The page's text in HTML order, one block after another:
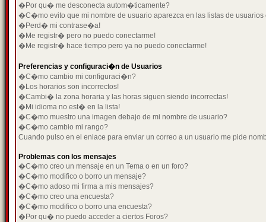
�Por qu� me desconecta autom�ticamente?
�C�mo evito que mi nombre de usuario aparezca en las listas de usuarios
�Perd� mi contrase�a!
�Me registr� pero no puedo conectarme!
�Me registr� hace tiempo pero ya no puedo conectarme!
Preferencias y configuraci�n de Usuarios
�C�mo cambio mi configuraci�n?
�Los horarios son incorrectos!
�Cambi� la zona horaria y las horas siguen siendo incorrectas!
�Mi idioma no est� en la lista!
�C�mo muestro una imagen debajo de mi nombre de usuario?
�C�mo cambio mi rango?
Cuando pulso en el enlace para enviar un correo a un usuario me pide
Problemas con los mensajes
�C�mo creo un mensaje en un Tema o en un foro?
�C�mo modifico o borro un mensaje?
�C�mo adoso mi firma a mis mensajes?
�C�mo creo una encuesta?
�C�mo modifico o borro una encuesta?
�Por qu� no puedo acceder a ciertos Foros?